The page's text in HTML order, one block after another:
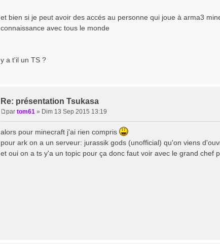
et bien si je peut avoir des accés au personne qui joue à arma3
connaissance avec tous le monde
y a t'il un TS ?
Re: présentation Tsukasa
s
s
a
par tom61 » Dim 13 Sep 2015 13:19
alors pour minecraft j'ai rien compris
pour ark on a un serveur: jurassik gods (unofficial) qu'on viens
et oui on a ts y'a un topic pour ça donc faut voir avec le grand chef